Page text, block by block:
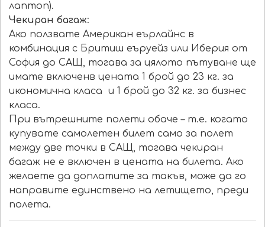
лаптоп).
Чекиран багаж:
Ако ползвате Американ еърлайнс в
комбинация с Бритиш еъруейз или Иберия от
София до САЩ, тогава за цялото пътуване ще
имате включенв цената 1 брой до 23 кг. за
икономична класа и 1 брой до 32 кг. за бизнес
класа.
При вътрешните полети обаче – т.е. когато
купувате самолетен билет само за полет
между две точки в САЩ, тогава чекиран
багаж не е включен в цената на билета. Ако
желаете да доплатите за такъв, може да го
направите единствено на летището, преди
полета.